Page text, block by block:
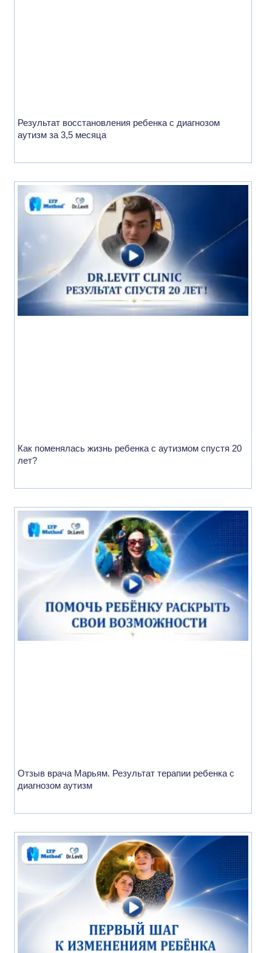
Результат восстановления ребенка с диагнозом
аутизм за 3,5 месяца
Как поменялась жизнь ребенка с аутизмом спустя 20
лет?
Отзыв врача Марьям. Результат терапии ребенка с
диагнозом аутизм